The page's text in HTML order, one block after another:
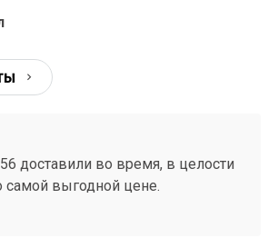
доставили во время, в целости
самой выгодной цене.